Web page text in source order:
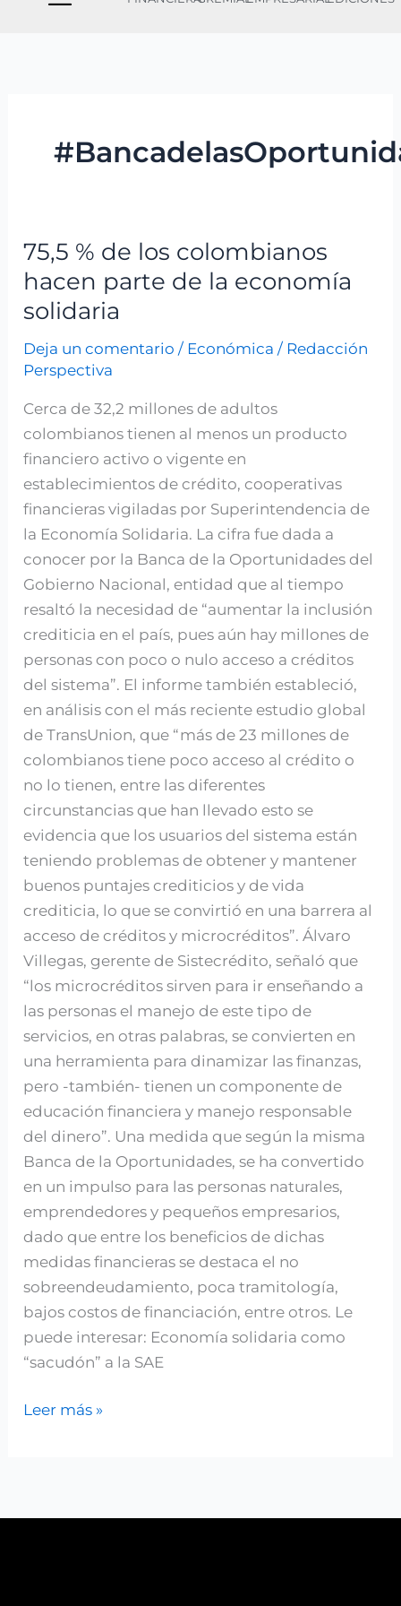
75,5 % de los colombianos
hacen parte de la economía
solidaria
Deja un comentario / Económica / Redacción
Perspectiva
Cerca de 32,2 millones de adultos
colombianos tienen al menos un producto
financiero activo o vigente en
establecimientos de crédito, cooperativas
financieras vigiladas por Superintendencia de
la Economía Solidaria. La cifra fue dada a
conocer por la Banca de la Oportunidades del
Gobierno Nacional, entidad que al tiempo
resaltó la necesidad de “aumentar la inclusión
crediticia en el país, pues aún hay millones de
personas con poco o nulo acceso a créditos
del sistema”. El informe también estableció,
en análisis con el más reciente estudio global
de TransUnion, que “más de 23 millones de
colombianos tiene poco acceso al crédito o
no lo tienen, entre las diferentes
circunstancias que han llevado esto se
evidencia que los usuarios del sistema están
teniendo problemas de obtener y mantener
buenos puntajes crediticios y de vida
crediticia, lo que se convirtió en una barrera al
acceso de créditos y microcréditos”. Álvaro
Villegas, gerente de Sistecrédito, señaló que
“los microcréditos sirven para ir enseñando a
las personas el manejo de este tipo de
servicios, en otras palabras, se convierten en
una herramienta para dinamizar las finanzas,
pero -también- tienen un componente de
educación financiera y manejo responsable
del dinero”. Una medida que según la misma
Banca de la Oportunidades, se ha convertido
en un impulso para las personas naturales,
emprendedores y pequeños empresarios,
dado que entre los beneficios de dichas
medidas financieras se destaca el no
sobreendeudamiento, poca tramitología,
bajos costos de financiación, entre otros. Le
puede interesar: Economía solidaria como
“sacudón” a la SAE
75,5
%
los
colombianos
hacen
parte
la
economía
solidaria
Leer más »